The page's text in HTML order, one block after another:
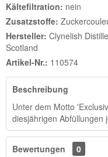
Kältefiltration: nein
Zusatzstoffe:
Hersteller: Clynelish
Scotland
Artikel-Nr.: 110574
Beschreibung
Unter dem Motto
diesjährigen Abfüllungen
Bewertungen
0